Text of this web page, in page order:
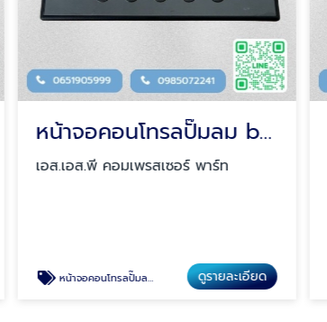
หน้าจอคอนโทรลปั๊มลม board
เอส.เอส.พี คอมเพรสเซอร์ พาร์ท
หน้าจอคอนโทรลปั๊มลม board ดูรายละเอียด